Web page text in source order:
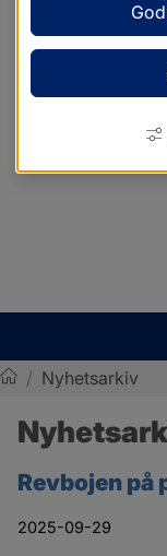
/ Nyhetsarkiv
Revbojen på
2025-09-29